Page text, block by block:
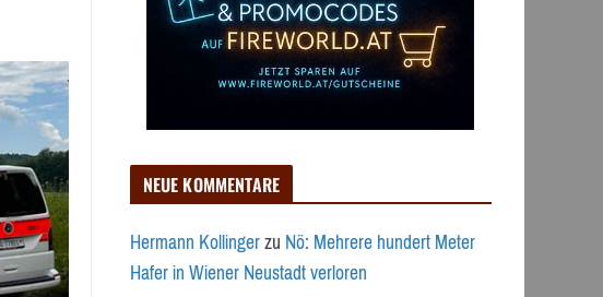
NEUE KOMMENTARE
Hermann KollingerzuNö: Mehrere hundert Meter
Hafer in Wiener Neustadt verloren